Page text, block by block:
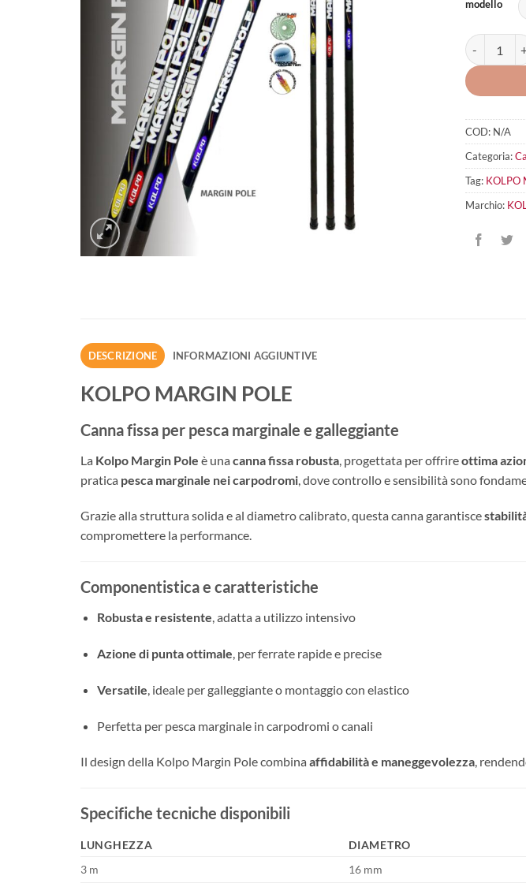
modello
KOLPO
COD: N/A
Categoria:
Tag: KOLPO
Marchio:
DESCRIZIONE INFORMAZIONI AGGIUNTIVE
KOLPO MARGIN POLE
Canna fissa per pesca marginale e galleggiante
La Kolpo Margin Pole è una canna fissa robusta , progettata per offrireottima
pratica pesca marginale nei carpodromi , dove controllo e sensibilità sono
Grazie alla struttura solida e al diametro calibrato, questa canna garantisce
compromettere la performance.
Componentistica e caratteristiche
Robusta e resistente, adatta a utilizzo intensivo
Azione di punta ottimale, per ferrate rapide e precise
Versatile, ideale per galleggiante o montaggio con elastico
Perfetta per pesca marginale in carpodromi o canali
Il design della Kolpo Margin Pole combina affidabilità e maneggevolezza,
Specifiche tecniche disponibili
LUNGHEZZA DIAMETRO
3 m
16 mm